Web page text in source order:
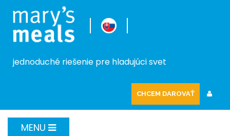
jednoduché riešenie pre hladujúci svet
CHCEM DAROVAŤ
MENU